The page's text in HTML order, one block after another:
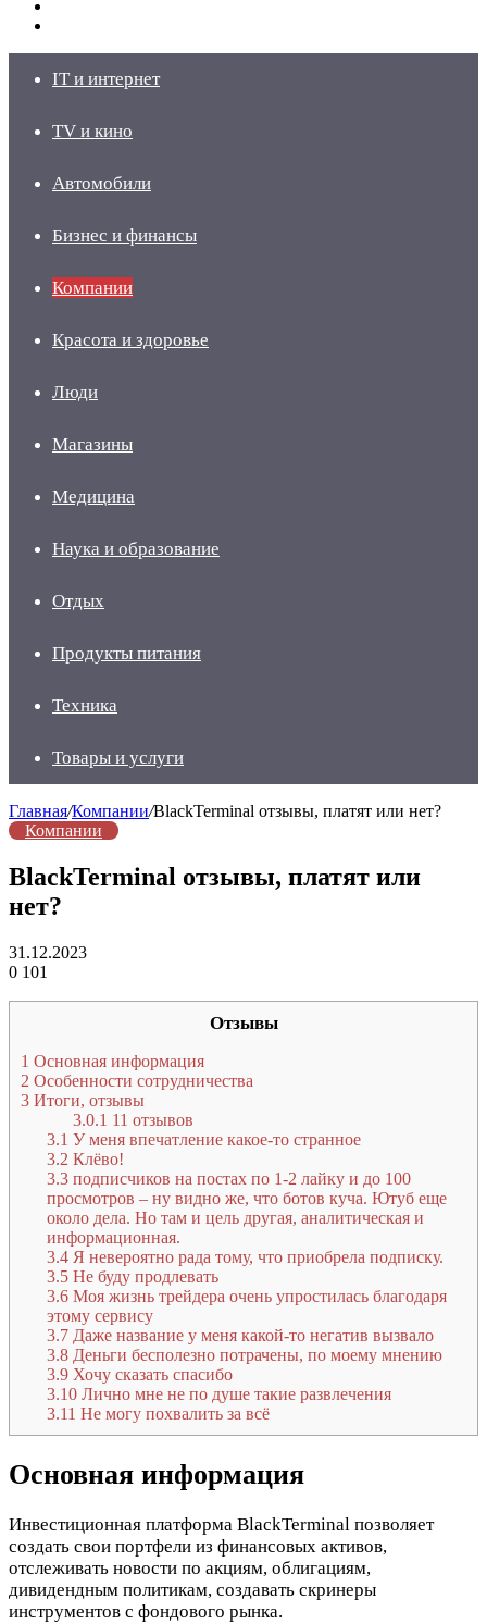
IT и интернет
TV и кино
Автомобили
Бизнес и финансы
Компании
Красота и здоровье
Люди
Магазины
Медицина
Наука и образование
Отдых
Продукты питания
Техника
Товары и услуги
Главная/Компании/BlackTerminal отзывы, платят или нет?
Компании
BlackTerminal отзывы, платят или
нет?
31.12.2023
0 101
Отзывы
1 Основная информация
2 Особенности сотрудничества
3 Итоги, отзывы
3.0.1 11 отзывов
3.1 У меня впечатление какое-то странное
3.2 Клёво!
3.3 подписчиков на постах по 1-2 лайку и до 100
просмотров – ну видно же, что ботов куча. Ютуб еще
около дела. Но там и цель другая, аналитическая и
информационная.
3.4 Я невероятно рада тому, что приобрела подписку.
3.5 Не буду продлевать
3.6 Моя жизнь трейдера очень упростилась благодаря
этому сервису
3.7 Даже название у меня какой-то негатив вызвало
3.8 Деньги бесполезно потрачены, по моему мнению
3.9 Хочу сказать спасибо
3.10 Лично мне не по душе такие развлечения
3.11 Не могу похвалить за всё
Основная информация
Инвестиционная платформа BlackTerminal позволяет
создать свои портфели из финансовых активов,
отслеживать новости по акциям, облигациям,
дивидендным политикам, создавать скринеры
инструментов с фондового рынка.